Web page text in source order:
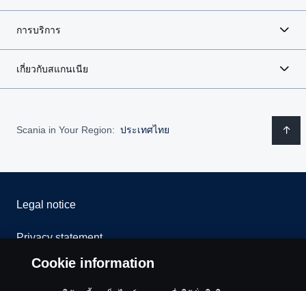
การบริการ
เกี่ยวกับสแกนเนีย
Scania in Your Region: ประเทศไทย
Legal notice
Privacy statement
Cookies
Cookie information